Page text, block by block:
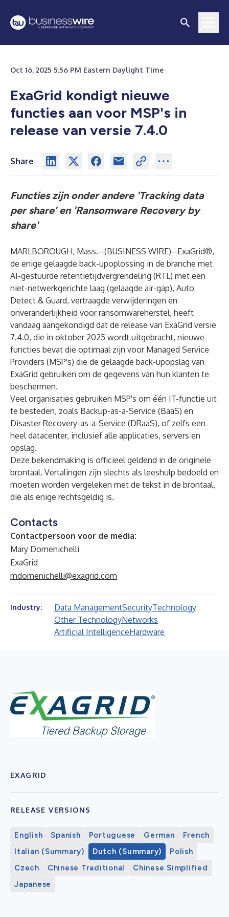
Oct 16, 2025 5:56 PM Eastern Daylight Time
ExaGrid kondigt nieuwe
functies aan voor MSP's in
release van versie 7.4.0
Share
Functies zijn onder andere 'Tracking data
per share' en 'Ransomware Recovery by
share'
MARLBOROUGH, Mass.--(BUSINESS WIRE)--ExaGrid®,
de enige gelaagde back-upoplossing in de branche met
AI-gestuurde retentietijdvergrendeling (RTL) met een
niet-netwerkgerichte laag (gelaagde air-gap), Auto
Detect & Guard, vertraagde verwijderingen en
onveranderlijkheid voor ransomwareherstel, heeft
vandaag aangekondigd dat de release van ExaGrid versie
7.4.0, die in oktober 2025 wordt uitgebracht, nieuwe
functies bevat die optimaal zijn voor Managed Service
Providers (MSP's) die de gelaagde back-upopslag van
ExaGrid gebruiken om de gegevens van hun klanten te
beschermen.
Veel organisaties gebruiken MSP's om één IT-functie uit
te besteden, zoals Backup-as-a-Service (BaaS) en
Disaster Recovery-as-a-Service (DRaaS), of zelfs een
heel datacenter, inclusief alle applicaties, servers en
opslag.
Deze bekendmaking is officieel geldend in de originele
brontaal. Vertalingen zijn slechts als leeshulp bedoeld en
moeten worden vergeleken met de tekst in de brontaal,
die als enige rechtsgeldig is.
Contacts
Contactpersoon voor de media:
Mary Domenichelli
ExaGrid
mdomenichelli@exagrid.com
Industry: Data ManagementSecurityTechnology
Other TechnologyNetworks
Artificial IntelligenceHardware
EXAGRID
RELEASE VERSIONS
English Spanish Portuguese German
French
Italian (Summary)
Dutch (Summary)
Polish
Czech
Chinese Traditional
Chinese Simplified
Japanese